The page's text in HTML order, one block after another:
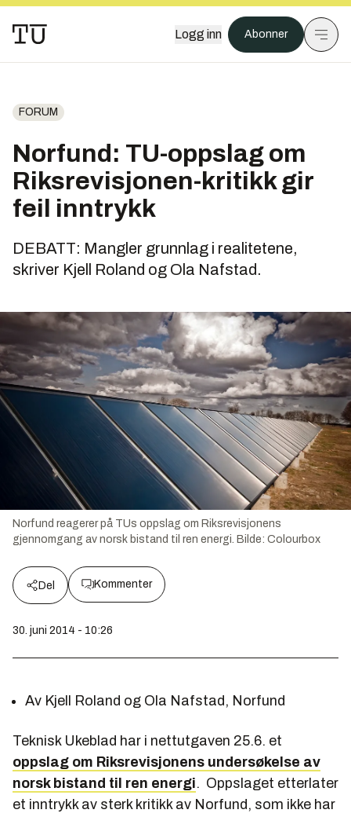
Logg inn Abonner
FORUM
Norfund: TU-oppslag om
Riksrevisjonen-kritikk gir
feil inntrykk
DEBATT: Mangler grunnlag i realitetene,
skriver Kjell Roland og Ola Nafstad.
Norfund reagerer på TUs oppslag om Riksrevisjonens
gjennomgang av norsk bistand til ren energi. Bilde: Colourbox
Del Kommenter
30. juni 2014 - 10:26
Av Kjell Roland og Ola Nafstad, Norfund
Teknisk Ukeblad har i nettutgaven 25.6. et
oppslag om Riksrevisjonens undersøkelse av
norsk bistand til ren energi. Oppslaget etterlater
et inntrykk av sterk kritikk av Norfund, som ikke har